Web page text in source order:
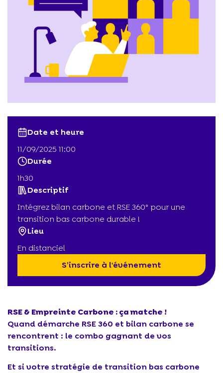
Date et heure
11/09/2025 11:00
Durée
1h30
Descriptif
Intégrez bilan carbone et RSE 360° pour une
transition bas carbone durable !
Lieu
En distanciel
S’inscrire à l'événement
RSE & Empreinte Carbone : ça matche !
Quand démarche RSE 360 et bilan carbone se
rencontrent : le combo gagnant de vos
transitions.
Et si votre stratégie de transition bas carbone